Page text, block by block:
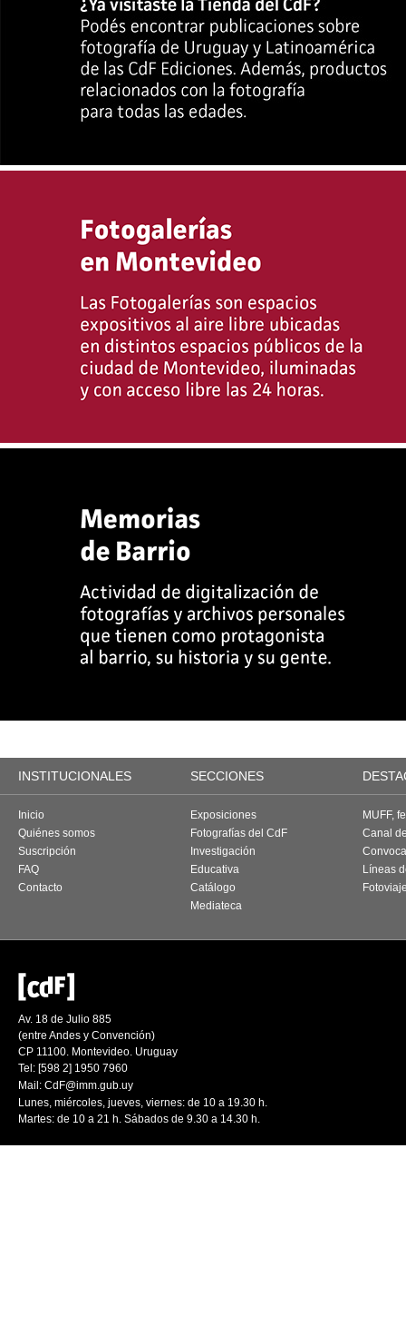
INSTITUCIONALES SECCIONES
Inicio
Quiénes somos
Suscripción
FAQ
Contacto
Exposiciones
Fotografías del CdF
Investigación
Educativa
Catálogo
Mediateca
MUFF,
Canal
Líneas
Av. 18 de Julio 885
(entre Andes y Convención)
CP 11100. Montevideo. Uruguay
Tel: [598 2] 1950 7960
Mail: CdF@imm.gub.uy
Lunes, miércoles, jueves, viernes: de 10 a 19.30 h.
Martes: de 10 a 21 h. Sábados de 9.30 a 14.30 h.